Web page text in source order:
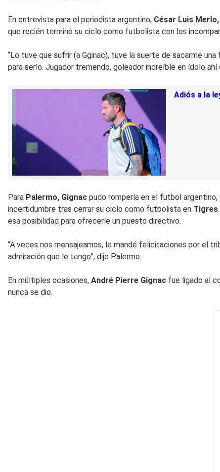
En entrevista para el periodista argentino, César Luis
que recién terminó su ciclo como futbolista con los
“Lo tuve que sufrir (a Gginac), tuve la suerte de sacarme
para serlo. Jugador tremendo, goleador increíble en ídolo ahí
Adiós a la
Para Palermo, Gignac pudo romperla en el futbol
incertidumbre tras cerrar su ciclo como futbolista en Tigres
esa posibilidad para ofrecerle un puesto directivo.
“A veces nos mensajeamos, le mandé felicitaciones por el
admiración que le tengo”, dijo Palermo.
En múltiples ocasiones, André Pierre Gignac fue ligado al
nunca se dio.